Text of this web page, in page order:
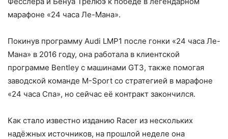
марафоне «24 часа Ле-Мана».
Покинув программу Audi LMP1 после гонки «24 часа Ле-
Мана» в 2016 году, она работала в клиентской
программе Bentley с машинами GT3, также помогая
заводской команде M-Sport со стратегией в марафоне
«24 часа Спа», но сейчас её контракт закончился.
Как стало известно изданию Racer из нескольких
надёжных источников, на прошлой неделе она